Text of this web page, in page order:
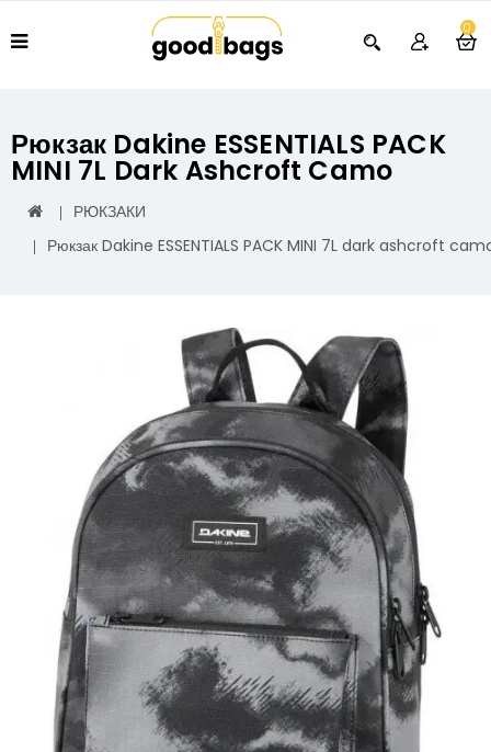
0
Рюкзак Dakine ESSENTIALS PACK
MINI 7L Dark Ashcroft Camo
РЮКЗАКИ
Рюкзак Dakine ESSENTIALS PACK MINI 7L dark ashcroft